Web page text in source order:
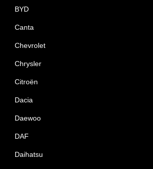
BYD
Canta
Chevrolet
Chrysler
Citroën
Dacia
Daewoo
DAF
Daihatsu